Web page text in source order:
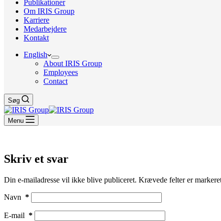
Publikationer
Om IRIS Group
Karriere
Medarbejdere
Kontakt
English
About IRIS Group
Employees
Contact
Søg
Menu
Skriv et svar
Din e-mailadresse vil ikke blive publiceret. Krævede felter er
Navn *
E-mail *